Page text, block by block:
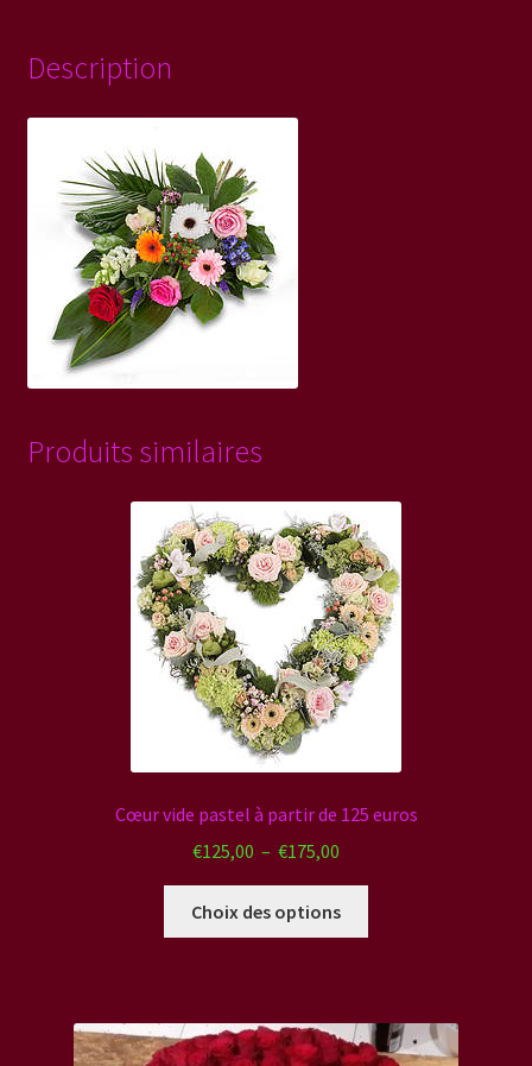
Description
Produits similaires
Cœur vide pastel à partir de 125 euros
€125,00 – €175,00
prix :
€125,00
Choix des options
Les